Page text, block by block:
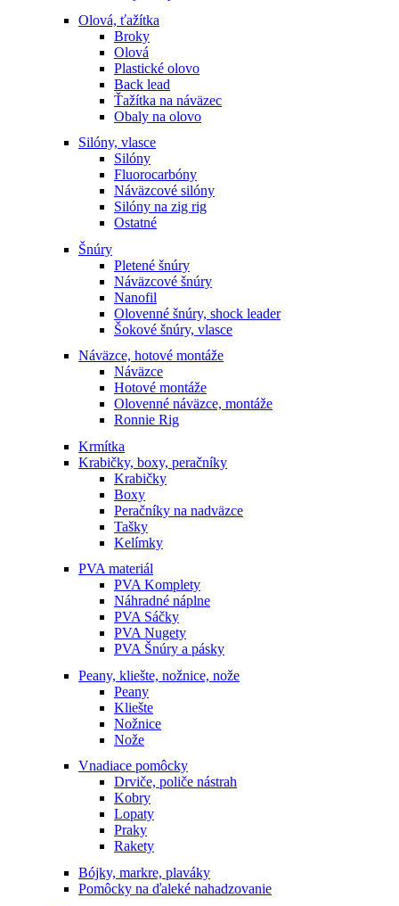
Olová, ťažítka
Broky
Olová
Plastické olovo
Back lead
Ťažítka na náväzec
Obaly na olovo
Silóny, vlasce
Silóny
Fluorocarbóny
Náväzcové silóny
Silóny na zig rig
Ostatné
Šnúry
Pletené šnúry
Náväzcové šnúry
Nanofil
Olovenné šnúry, shock leader
Šokové šnúry, vlasce
Náväzce, hotové montáže
Náväzce
Hotové montáže
Olovenné náväzce, montáže
Ronnie Rig
Krmítka
Krabičky, boxy, peračníky
Krabičky
Boxy
Peračníky na nadväzce
Tašky
Kelímky
PVA materiál
PVA Komplety
Náhradné náplne
PVA Sáčky
PVA Nugety
PVA Šnúry a pásky
Peany, kliešte, nožnice, nože
Peany
Kliešte
Nožnice
Nože
Vnadiace pomôcky
Drviče, poliče nástrah
Kobry
Lopaty
Praky
Rakety
Bójky, markre, plaváky
Pomôcky na ďaleké nahadzovanie